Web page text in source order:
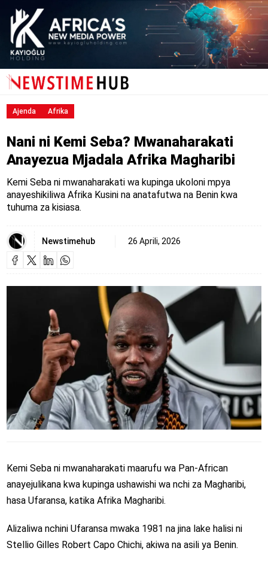
Ajenda Afrika
Nani ni Kemi Seba? Mwanaharakati
Anayezua Mjadala Afrika Magharibi
Kemi Seba ni mwanaharakati wa kupinga ukoloni mpya
anayeshikiliwa Afrika Kusini na anatafutwa na Benin kwa
tuhuma za kisiasa.
Newstimehub 26 Aprili, 2026
Kemi Seba ni mwanaharakati maarufu wa Pan-African
anayejulikana kwa kupinga ushawishi wa nchi za Magharibi,
hasa Ufaransa, katika Afrika Magharibi.
Alizaliwa nchini Ufaransa mwaka 1981 na jina lake halisi ni
Stellio Gilles Robert Capo Chichi, akiwa na asili ya Benin.